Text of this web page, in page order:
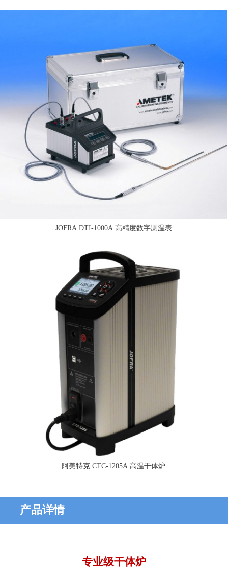
JOFRA DTI-1000A 高精度数字测温表
阿美特克 CTC-1205A 高温干体炉
专业级干体炉
产品详情